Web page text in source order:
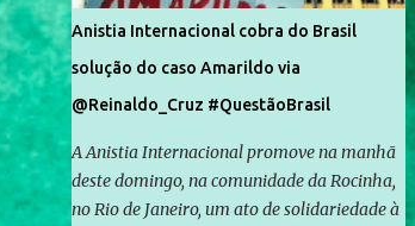
Anistia Internacional cobra do Brasil
solução do caso Amarildo via
@Reinaldo_Cruz #QuestãoBrasil
A Anistia Internacional promove na manhã
deste domingo, na comunidade da Rocinha,
no Rio de Janeiro, um ato de solidariedade à